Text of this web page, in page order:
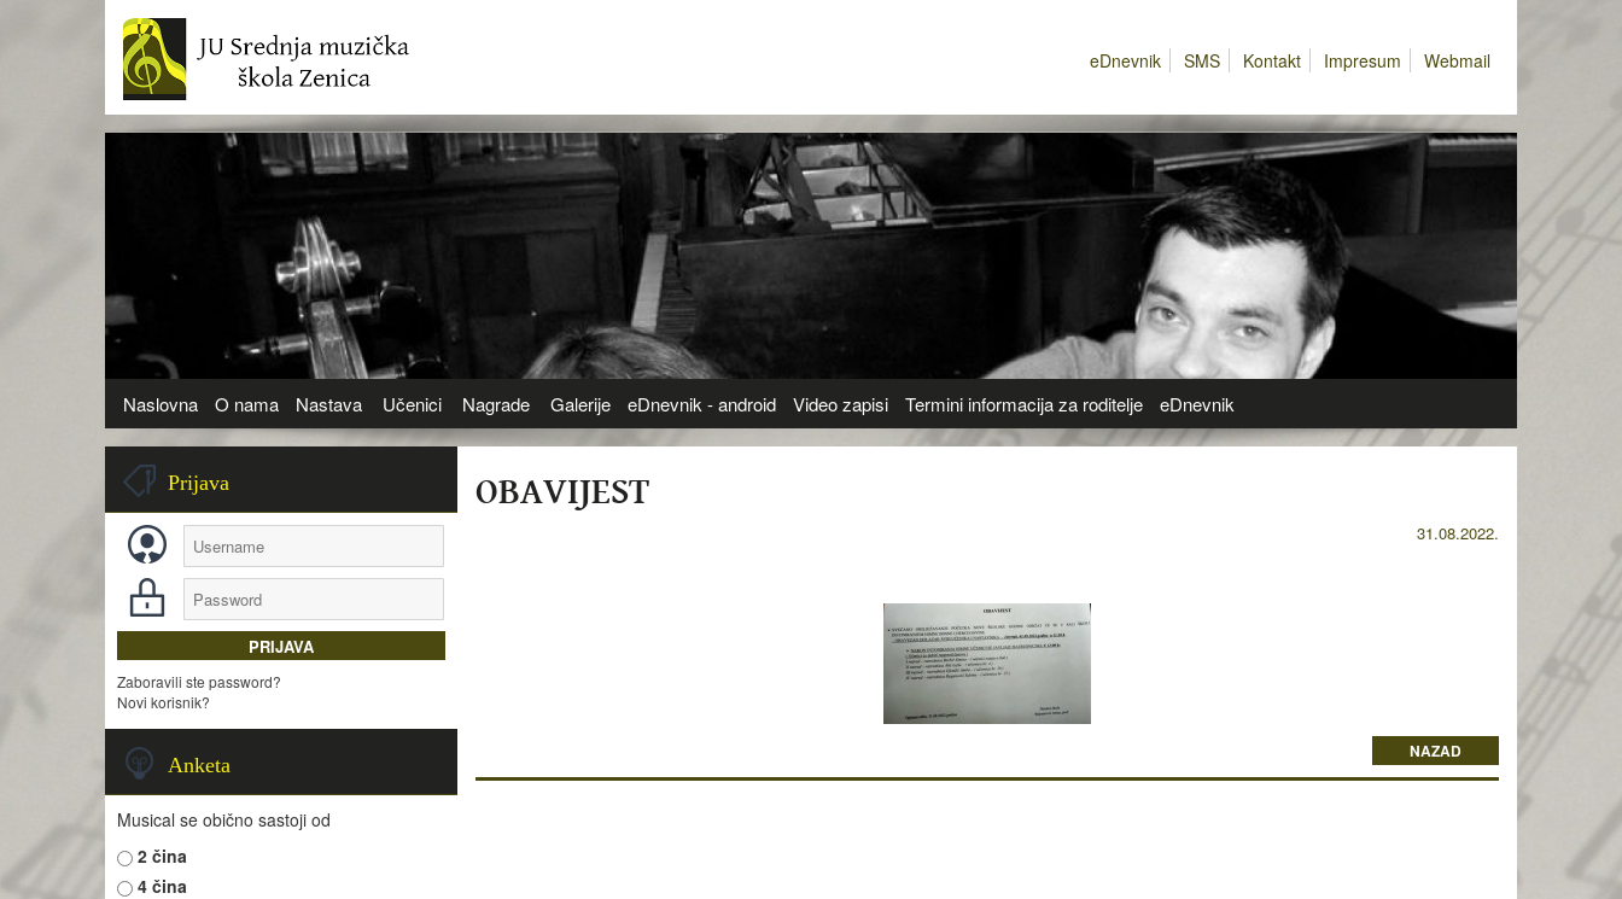
eDnevnik SMS Kontakt Impresum Webmail
Naslovna O nama Nastava Učenici Nagrade Galerije eDnevnik - android Video zapisi Termini informacija za roditelje eDnevnik
Prijava
Zaboravili ste password?
Novi korisnik?
Anketa
Musical se obično sastoji od
2 čina
4 čina
OBAVIJEST
31.08.2022.
NAZAD